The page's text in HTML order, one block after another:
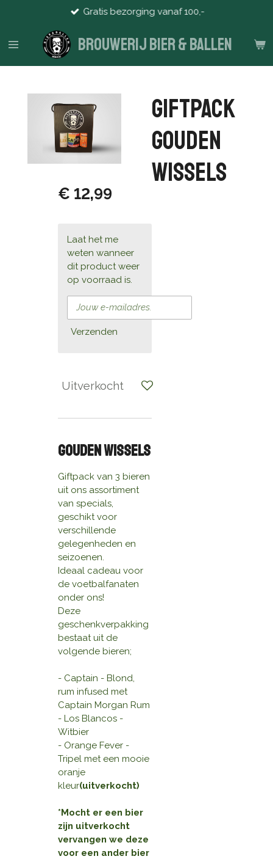
naar
hoofdinhoud
Brouwerij Bier & Ballen
Gratis bezorging vanaf 100,-
Giftpack
Gouden
Wissels
€ 12,99
Laat het me
weten wanneer
dit product weer
op voorraad is.
Verzenden
Uitverkocht
Gouden wissels
Giftpack van 3 bieren
uit ons assortiment
van specials,
geschikt voor
verschillende
gelegenheden en
seizoenen.
Ideaal cadeau voor
de voetbalfanaten
onder ons!
Deze
geschenkverpakking
bestaat uit de
volgende bieren;
- Captain - Blond,
rum infused met
Captain Morgan Rum
- Los Blancos -
Witbier
- Orange Fever -
Tripel met een mooie
oranje
kleur(uitverkocht)
*Mocht er een bier
zijn uitverkocht
vervangen we deze
voor een ander bier